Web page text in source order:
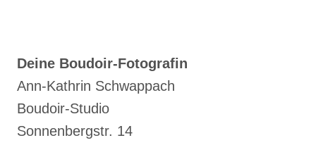
Deine Boudoir-Fotografin
Ann-Kathrin Schwappach
Boudoir-Studio
Sonnenbergstr. 14